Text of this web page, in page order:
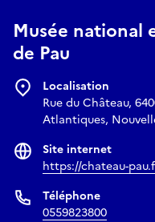
Musée national
de Pau
Localisation
Rue du Château,
Atlantiques,
Site internet
https://chateau-
Téléphone
0559823800